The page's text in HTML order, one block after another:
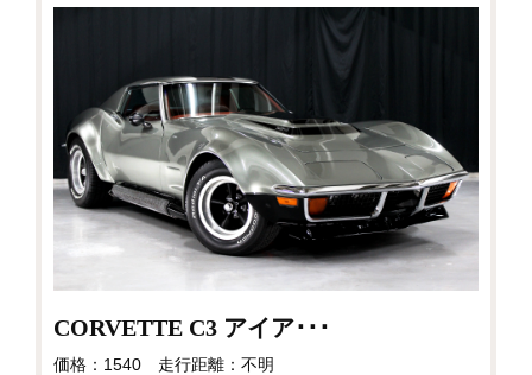
CORVETTE C3 アイア･･･
価格：1540 走行距離：不明